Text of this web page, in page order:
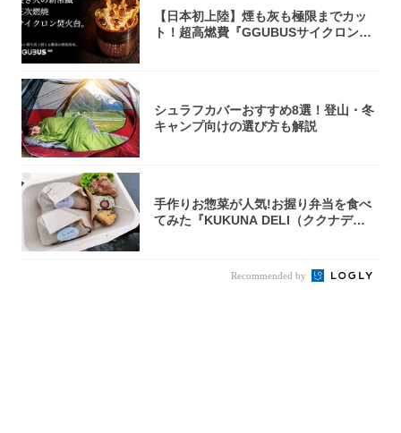
【日本初上陸】煙も灰も極限までカッ
ト！超高燃費『GGUBUSサイクロン焚
シュラフカバーおすすめ8選！登山・冬
キャンプ向けの選び方も解説
手作りお惣菜が人気!お握り弁当を食べ
てみた『KUKUNA DELI（ククナデ
Recommended by